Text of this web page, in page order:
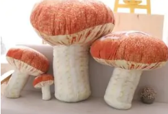
à la liste
d’envies